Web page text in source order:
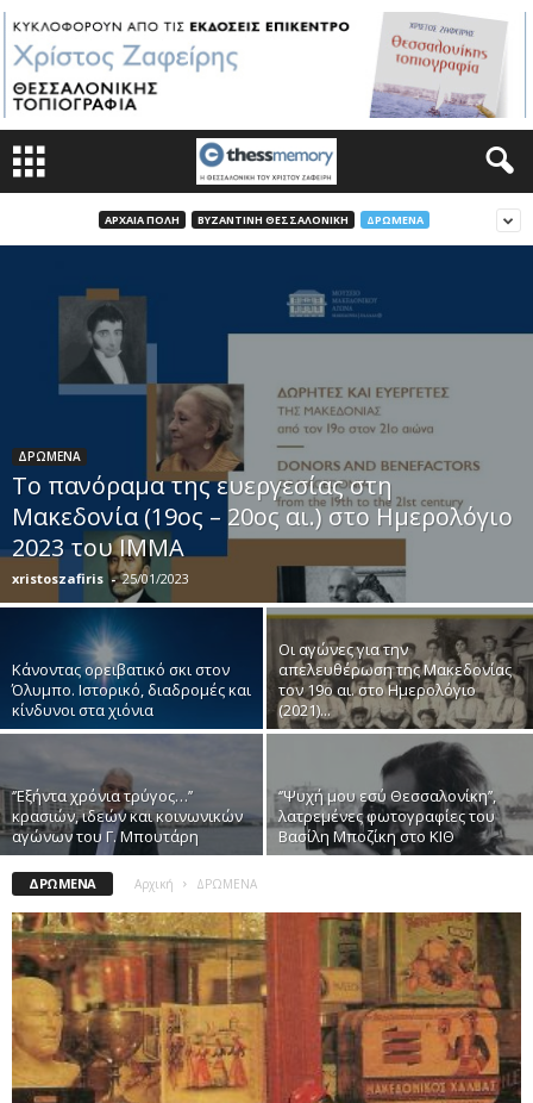
ΑΡΧΑΙΑ ΠΟΛΗ ΒΥΖΑΝΤΙΝΗ ΘΕΣΣΑΛΟΝΙΚΗ ΔΡΩΜΕΝΑ
ΔΡΩΜΕΝΑ
Το πανόραμα της ευεργεσίας στη
Μακεδονία (19ος – 20ος αι.) στο Ημερολόγιο
2023 του ΙΜΜΑ
xristoszafiris - 25/01/2023
Κάνοντας ορειβατικό σκι στον
Όλυμπο. Ιστορικό, διαδρομές και
κίνδυνοι στα χιόνια
Οι αγώνες για την
απελευθέρωση της Μακεδονίας
τον 19ο αι. στο Ημερολόγιο
(2021)...
‘’Εξήντα χρόνια τρύγος…’’
κρασιών, ιδεών και κοινωνικών
αγώνων του Γ. Μπουτάρη
‘’Ψυχή μου εσύ Θεσσαλονίκη’’,
λατρεμένες φωτογραφίες του
Βασίλη Μποζίκη στο ΚΙΘ
ΔΡΩΜΕΝΑ Αρχική ΔΡΩΜΕΝΑ